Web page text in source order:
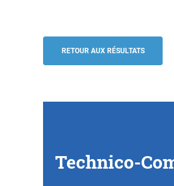
Technico-
GCP
RETOUR AUX RÉSULTATS
Technico-